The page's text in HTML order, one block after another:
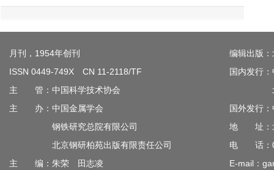
月刊，1954年创刊
ISSN 0449-749X CN 11-2118/TF
主 管：中国科学技术协会
主 办：中国金属学会
钢铁研究总院有限公司
北京钢研柏苑出版有限责任公司
主 编：朱荣 田志凌
编辑出版
国内发行
北京钢
国外发行
地 址：北
电 话：
E-mail：